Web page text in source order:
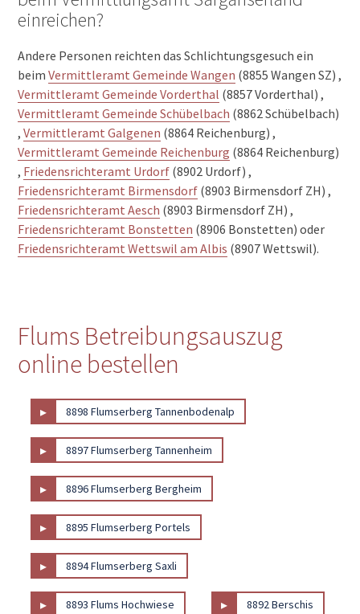
einreichen?
Andere Personen reichten das Schlichtungsgesuch ein
beimVermittleramt Gemeinde Wangen (8855 Wangen SZ) ,
Vermittleramt Gemeinde Vorderthal (8857 Vorderthal) ,
Vermittleramt Gemeinde Schübelbach (8862 Schübelbach)
,Vermittleramt Galgenen (8864 Reichenburg) ,
Vermittleramt Gemeinde Reichenburg (8864 Reichenburg)
, Friedensrichteramt Urdorf (8902 Urdorf) ,
Friedensrichteramt Birmensdorf (8903 Birmensdorf ZH) ,
Friedensrichteramt Aesch (8903 Birmensdorf ZH) ,
Friedensrichteramt Bonstetten (8906 Bonstetten) oder
Friedensrichteramt Wettswil am Albis (8907 Wettswil).
Flums Betreibungsauszug
online bestellen
▸ 8898 Flumserberg Tannenbodenalp
▸ 8897 Flumserberg Tannenheim
▸ 8896 Flumserberg Bergheim
▸ 8895 Flumserberg Portels
▸ 8894 Flumserberg Saxli
▸ 8893 Flums Hochwiese ▸ 8892 Berschis